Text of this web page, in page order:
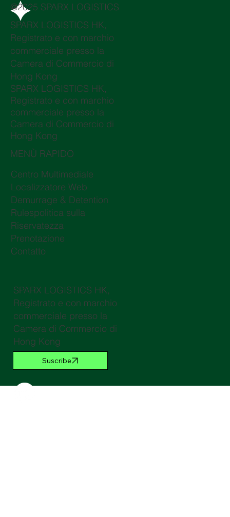
@2025 SPARX LOGISTICS
SPARX LOGISTICS HK,
Registrato e con marchio
commerciale presso la
Camera di Commercio di
Hong Kong
SPARX LOGISTICS HK,
Registrato e con marchio
commerciale presso la
Camera di Commercio di
Hong Kong
MENÙ RAPIDO
Centro Multimediale
Localizzatore Web
Demurrage & Detention
Rulespolitica sulla
Riservatezza
Prenotazione
Contatto
SPARX LOGISTICS HK,
Registrato e con marchio
commerciale presso la
Camera di Commercio di
Hong Kong
Suscribe